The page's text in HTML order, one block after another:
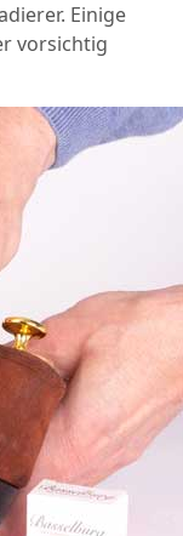
Einige
vorsichtig